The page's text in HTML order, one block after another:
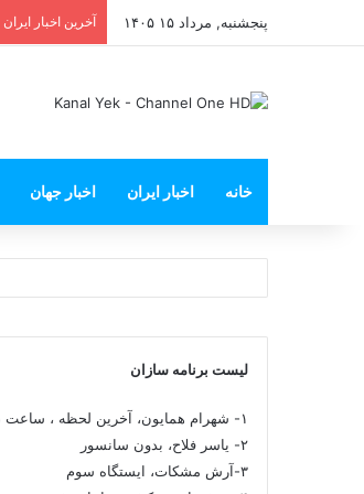
پنجشنبه, مرداد ۱۵ ۱۴۰۵ آخرین اخبار ایران
خانه اخبار ایران اخبار جهان
لیست برنامه سازان
۱- شهرام همایون، آخرین لحظه ، ساعت دوم ، شبانه
۲- یاسر فلاح، بدون سانسور
۳-آرش مشکات، ایستگاه سوم